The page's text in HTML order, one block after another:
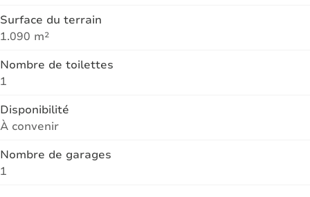
Surface du terrain
1.090 m²
Nombre de toilettes
1
Disponibilité
À convenir
Nombre de garages
1